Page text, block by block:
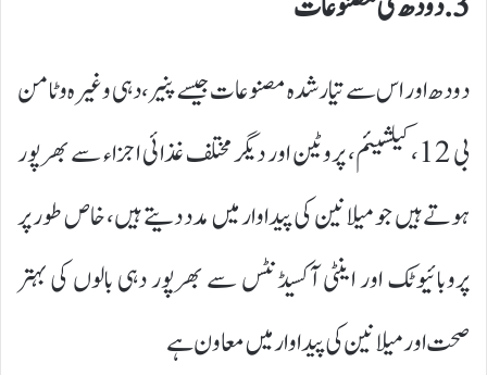
دودھ اور اس سے تیار شدہ مصنوعات جیسے پنیر، دہی وغیرہ وٹامن
بی 12، کیلشیئم، پروٹین اور دیگر مختلف غذائی اجزاء سے بھرپور
ہوتے ہیں جو میلانین کی پیداوار میں مدد دیتے ہیں، خاص طور پر
پروبائیوٹک اور اینٹی آکسیڈنٹس سے بھرپور دہی بالوں کی بہتر
صحت اور میلانین کی پیداوار میں معاون ہے